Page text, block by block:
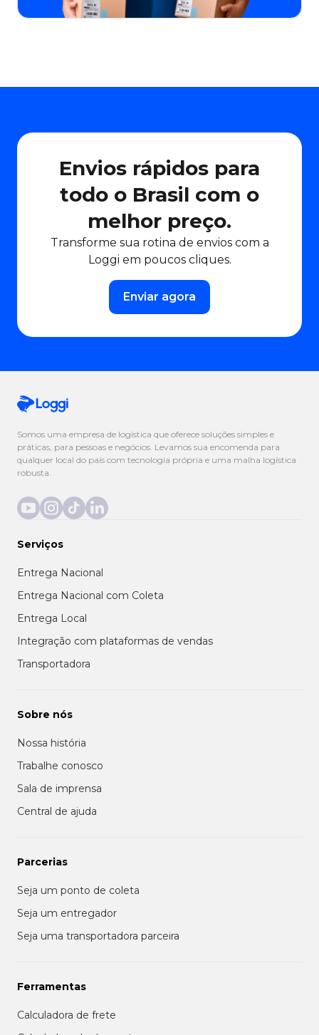
Envios rápidos para
todo o Brasil com o
melhor preço.
Transforme sua rotina de envios com a
Loggi em poucos cliques.
Enviar agora
Somos uma empresa de logística que oferece soluções simples e
práticas, para pessoas e negócios. Levamos sua encomenda para
qualquer local do país com tecnologia própria e uma malha logística
robusta.
Serviços
Entrega Nacional
Entrega Nacional com Coleta
Entrega Local
Integração com plataformas de vendas
Transportadora
Sobre nós
Nossa história
Trabalhe conosco
Sala de imprensa
Central de ajuda
Parcerias
Seja um ponto de coleta
Seja um entregador
Seja uma transportadora parceira
Ferramentas
Calculadora de frete